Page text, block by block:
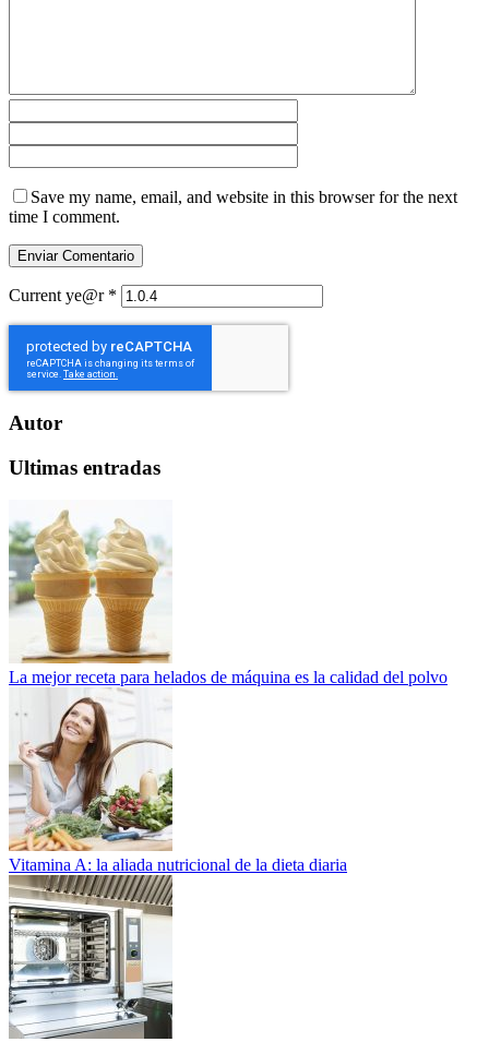
Save my name, email, and website in this browser for the next
time I comment.
Current ye@r *
Autor
Ultimas entradas
La mejor receta para helados de máquina es la calidad del polvo
Vitamina A: la aliada nutricional de la dieta diaria